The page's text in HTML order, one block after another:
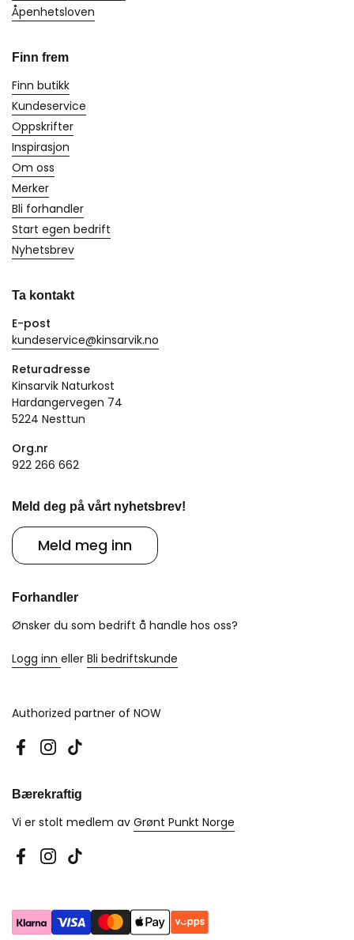
Åpenhetsloven
Finn frem
Finn butikk
Kundeservice
Oppskrifter
Inspirasjon
Om oss
Merker
Bli forhandler
Start egen bedrift
Nyhetsbrev
Ta kontakt
E-post
kundeservice@kinsarvik.no
Returadresse
Kinsarvik Naturkost
Hardangervegen 74
5224 Nesttun
Org.nr
922 266 662
Meld deg på vårt nyhetsbrev!
Meld meg inn
Forhandler
Ønsker du som bedrift å handle hos oss?
Logg inn eller Bli bedriftskunde
Authorized partner of NOW
Facebook
Instagram
TikTok
Bærekraftig
Vi er stolt medlem av Grønt Punkt Norge
Facebook
Instagram
TikTok